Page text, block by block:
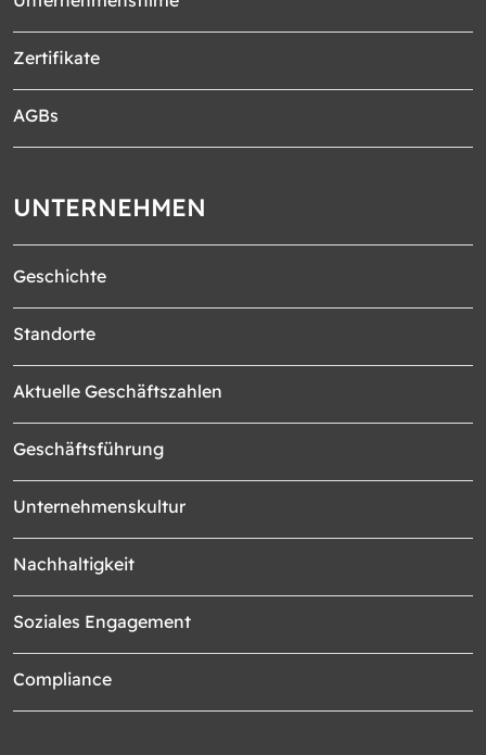
Zertifikate
AGBs
UNTERNEHMEN
Geschichte
Standorte
Aktuelle Geschäftszahlen
Geschäftsführung
Unternehmenskultur
Nachhaltigkeit
Soziales Engagement
Compliance